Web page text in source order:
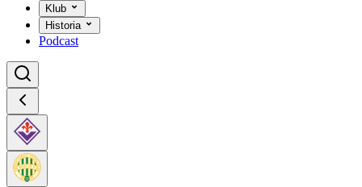
Klub
Historia
Podcast